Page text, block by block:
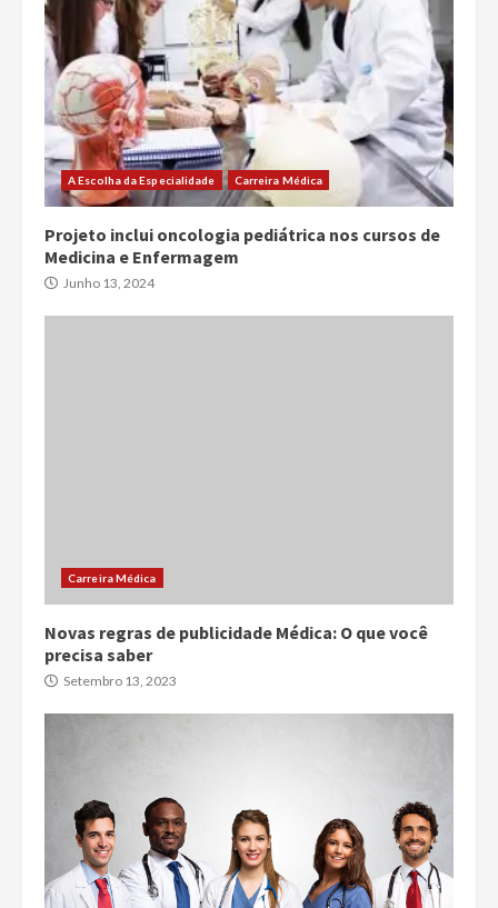
A Escolha da Especialidade Carreira Médica
Projeto inclui oncologia pediátrica nos cursos de
Medicina e Enfermagem
Junho 13, 2024
Carreira Médica
Novas regras de publicidade Médica: O que você
precisa saber
Setembro 13, 2023